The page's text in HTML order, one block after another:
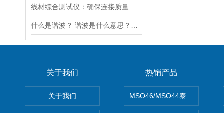
关于我们
关于我们
热销产品
MSO46/MSO44泰克